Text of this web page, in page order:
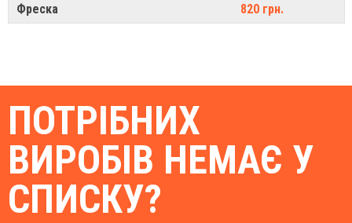
Фреска
820 грн.
ПОТРІБНИХ
ВИРОБІВ НЕМАЄ У
СПИСКУ?